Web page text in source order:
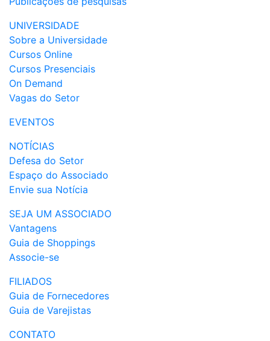
UNIVERSIDADE
Sobre a Universidade
Cursos Online
Cursos Presenciais
On Demand
Vagas do Setor
EVENTOS
NOTÍCIAS
Defesa do Setor
Espaço do Associado
Envie sua Notícia
SEJA UM ASSOCIADO
Vantagens
Guia de Shoppings
Associe-se
FILIADOS
Guia de Fornecedores
Guia de Varejistas
CONTATO